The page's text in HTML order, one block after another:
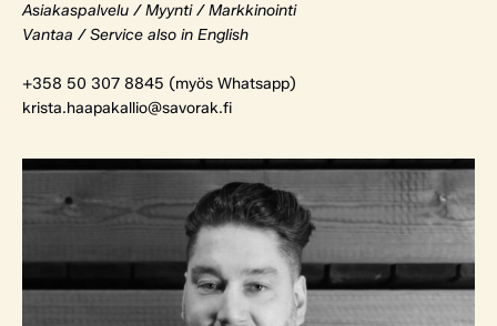
Asiakaspalvelu / Myynti / Markkinointi
Vantaa / Service also in English
+358 50 307 8845 (myös Whatsapp)
krista.haapakallio@savorak.fi